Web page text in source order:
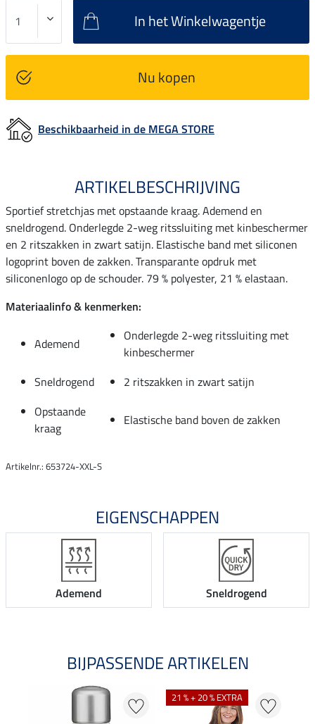
In het Winkelwagentje
Nu kopen
Beschikbaarheid in de MEGA STORE
ARTIKELBESCHRIJVING
Sportief stretchjas met opstaande kraag. Ademend en
sneldrogend. Onderlegde 2-weg ritssluiting met kinbeschermer
en 2 ritszakken in zwart satijn. Elastische band met siliconen
logoprint boven de zakken. Transparante opdruk met
siliconenlogo op de schouder. 79 % polyester, 21 % elastaan.
Materiaalinfo & kenmerken:
Ademend
Onderlegde 2-weg ritssluiting met
kinbeschermer
Sneldrogend
2 ritszakken in zwart satijn
Opstaande
kraag
Elastische band boven de zakken
Artikelnr.: 653724-XXL-S
EIGENSCHAPPEN
Ademend Sneldrogend
BIJPASSENDE ARTIKELEN
21 % + 20 % EXTRA